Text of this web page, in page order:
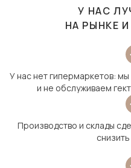
У НАС
НА РЫНКЕ
У нас нет гипермаркетов:
и не обслуживаем
Производство и склады